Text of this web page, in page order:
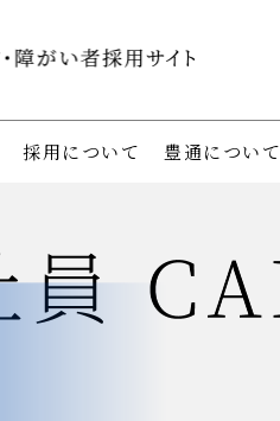
採用について 豊通について